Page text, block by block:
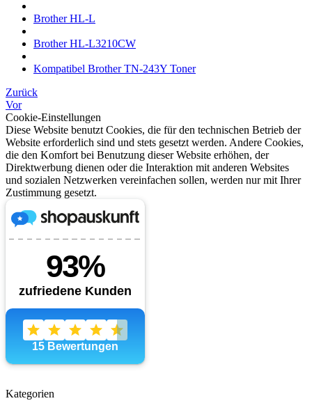
Brother HL-L
Brother HL-L3210CW
Kompatibel Brother TN-243Y Toner
Zurück
Vor
Cookie-Einstellungen
Diese Website benutzt Cookies, die für den technischen Betrieb der
Website erforderlich sind und stets gesetzt werden. Andere Cookies,
die den Komfort bei Benutzung dieser Website erhöhen, der
Direktwerbung dienen oder die Interaktion mit anderen Websites
und sozialen Netzwerken vereinfachen sollen, werden nur mit Ihrer
Zustimmung gesetzt.
Kategorien